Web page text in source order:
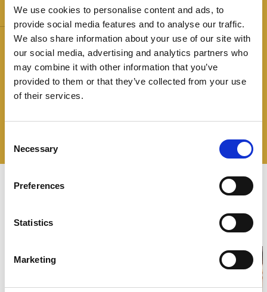
We use cookies to personalise content and ads, to
provide social media features and to analyse our traffic.
We also share information about your use of our site with
our social media, advertising and analytics partners who
may combine it with other information that you’ve
provided to them or that they’ve collected from your use
of their services.
Selection
Necessary
Preferences
Statistics
Marketing
Disponible En:
90g - 120g
Les étoiles:
Sans gluten
Sans lactose et dérivés
Sans nitrates et